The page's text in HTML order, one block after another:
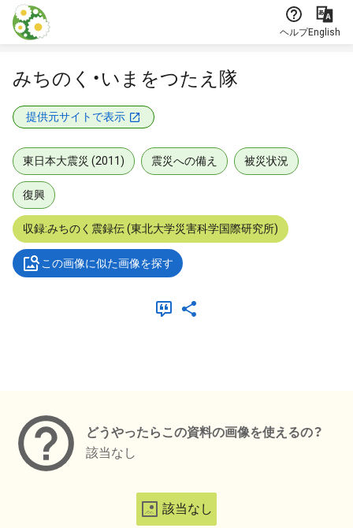
本文に飛ぶ
ヘルプEnglish
みちのく・いまをつたえ隊
提供元サイトで表示
東日本大震災 (2011) 震災への備え 被災状況
復興
収録:みちのく震録伝 (東北大学災害科学国際研究所)
この画像に似た画像を探す
どうやったらこの資料の画像を使えるの？
該当なし
該当なし